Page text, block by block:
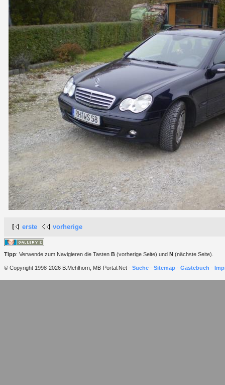
erste vorherige
Tipp: Verwende zum Navigieren die Tasten B (vorherige Seite) und N (nächste Seite).
© Copyright 1998-2026 B.Mehlhorn, MB-Portal.Net - Suche - Sitemap - Gästebuch -